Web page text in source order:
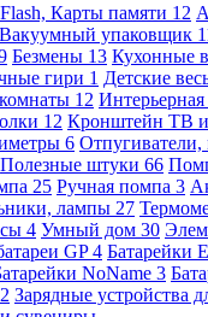
Карты памяти 12
Вакуумный упаковщик
Безмены 13 Кухонные
гири 1 Детские
12 Интерьерная
12 Кронштейн ТВ
6
Полезные штуки 66
25 Ручная помпа 3
лампы 27
4 Умный дом 30
GP4 Батарейки
NoName 3
2 Зарядные устройства